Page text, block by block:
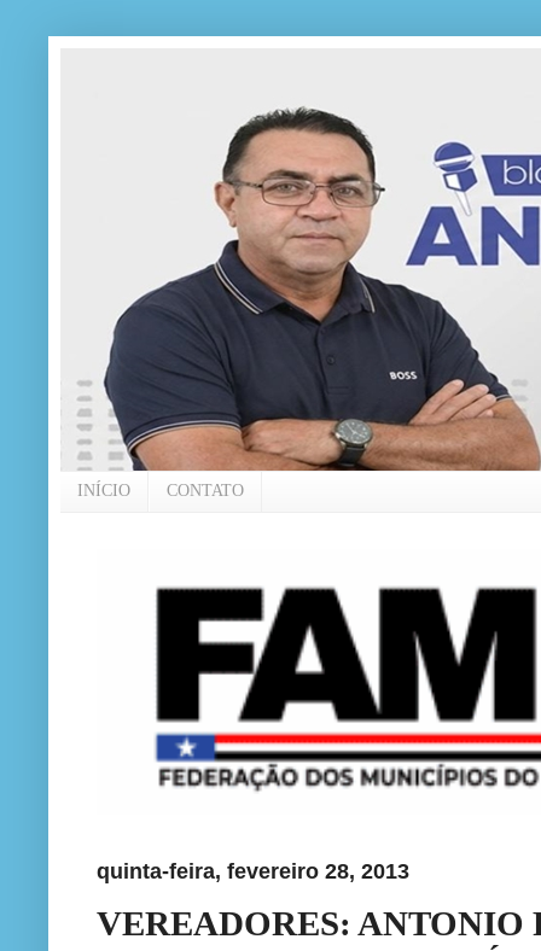
INÍCIO CONTATO
quinta-feira, fevereiro 28, 2013
VEREADORES: